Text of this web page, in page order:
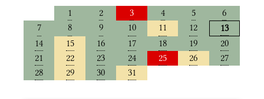
1
2 3 4 5
6
7
8 9 10 11 12
13
14
15 16 17 18 19
20
21
22 23 24 25 26
27
28
29 30 31